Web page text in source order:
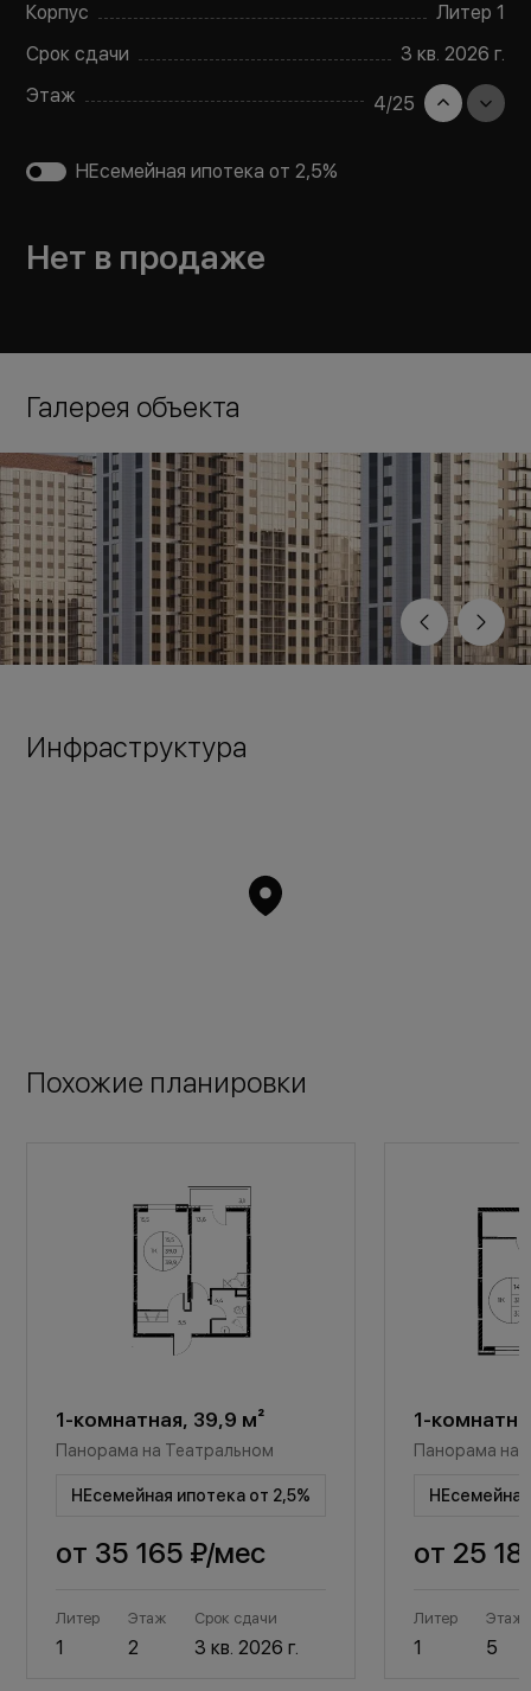
Корпус
Литер 1
Срок сдачи
3 кв. 2026 г.
Этаж
4/25
НЕсемейная ипотека от 2,5%
Нет в продаже
Галерея объекта
Инфраструктура
Похожие планировки
1-комнатная, 39,9 м²
Панорама на Театральном
НЕсемейная ипотека от 2,5%
от 35 165 ₽/мес
Литер
1
Этаж
2
Срок сдачи
3 кв. 2026 г.
1-
Панорама на
от 25
Литер
1
Этаж
5